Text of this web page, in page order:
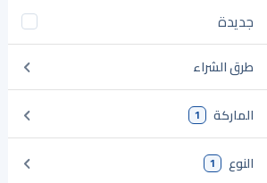
جديدة
طرق الشراء
الماركة 1
النوع 1